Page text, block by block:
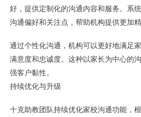
好，提供定制化的沟通内容和服务。系
沟通偏好和关注点，帮助机构提供更加精
通过个性化沟通，机构可以更好地满足
满意度和忠诚度。这种以家长为中心的
强客户黏性。
持续优化与升级
十克助教团队持续优化家校沟通功能，